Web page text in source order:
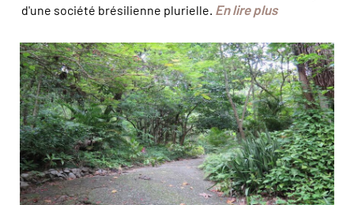
d'une société brésilienne plurielle. En lire plus
Un petit air de forêt tropicale en pleine ville © Olivier
Bodart (@BeatIt!)